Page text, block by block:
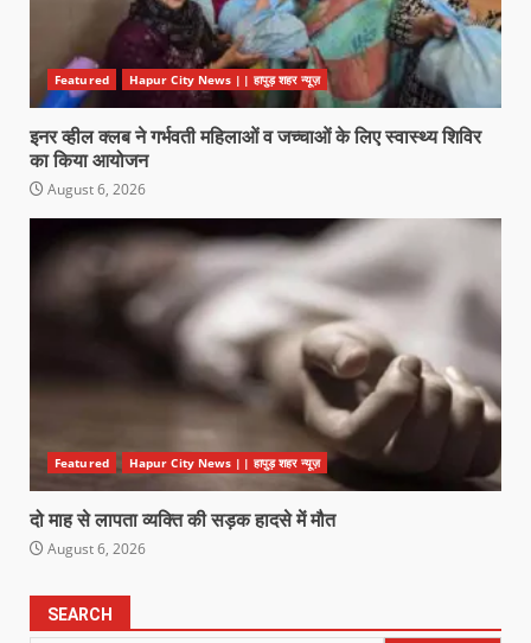
Featured Hapur City News || हापुड़ शहर न्यूज़
इनर व्हील क्लब ने गर्भवती महिलाओं व जच्चाओं के लिए स्वास्थ्य शिविर
का किया आयोजन
August 6, 2026
Featured Hapur City News || हापुड़ शहर न्यूज़
दो माह से लापता व्यक्ति की सड़क हादसे में मौत
August 6, 2026
SEARCH